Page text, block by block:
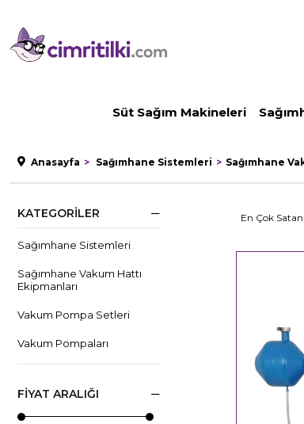
Süt Sağım Makineleri
Anasayfa Sağımhane Sistemleri Sağımhane
KATEGORILER
Sağımhane Sistemleri
Sağımhane Vakum Hattı
Ekipmanları
Vakum Pompa Setleri
Vakum Pompaları
Vakum Pompası Yedek
Parçaları
FIYAT ARALIĞI
En Çok